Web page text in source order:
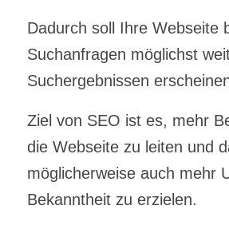
Dadurch soll Ihre Webseite
Suchanfragen möglichst
Suchergebnissen
Ziel von SEO ist es, mehr
die Webseite zu leiten und
möglicherweise auch mehr
Bekanntheit zu erzielen.